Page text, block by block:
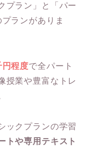
プラン」と「パー
ランがありま
程度で全パート
授業や豊富なトレ
ックプランの学習
トや専用テキスト